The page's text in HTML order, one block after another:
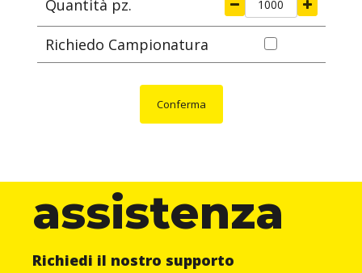
Quantità pz.
Richiedo Campionatura
Conferma
assistenza
Richiedi il nostro supporto